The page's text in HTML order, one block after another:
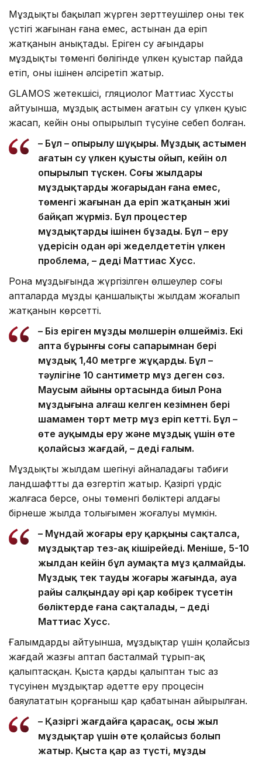
Мұздықты бақылап жүрген зерттеушілер оның тек
үстіңгі жағынан ғана емес, астынан да еріп
жатқанын анықтады. Еріген су ағындары
мұздықтың төменгі бөлігінде үлкен қуыстар пайда
етіп, оны ішінен әлсіретіп жатыр.
GLAMOS жетекшісі, гляциолог Маттиас Хусстың
айтуынша, мұздық астымен ағатын су үлкен қуыс
жасап, кейін оның опырылып түсуіне себеп болған.
– Бұл – опырылу шұңқыры. Мұздық астымен
ағатын су үлкен қуысты ойып, кейін ол
опырылып түскен. Соңғы жылдары
мұздықтардың жоғарыдан ғана емес,
төменгі жағынан да еріп жатқанын жиі
байқап жүрміз. Бұл процестер
мұздықтарды ішінен бұзады. Бұл – еру
үдерісін одан әрі жеделдететін үлкен
проблема, – деді Маттиас Хусс.
Рона мұздығында жүргізілген өлшеулер соңғы
апталарда мұздың қаншалықты жылдам жоғалып
жатқанын көрсетті.
– Біз еріген мұздың мөлшерін өлшейміз. Екі
апта бұрынғы соңғы сапарымнан бері
мұздық 1,40 метрге жұқарды. Бұл –
тәулігіне 10 сантиметр мұз деген сөз.
Маусым айының ортасында биыл Рона
мұздығына алғаш келген кезімнен бері
шамамен төрт метр мұз еріп кетті. Бұл –
өте ауқымды еру және мұздық үшін өте
қолайсыз жағдай, – деді ғалым.
Мұздықтың жылдам шегінуі айналадағы табиғи
ландшафтты да өзгертіп жатыр. Қазіргі үрдіс
жалғаса берсе, оның төменгі бөліктері алдағы
бірнеше жылда толығымен жоғалуы мүмкін.
– Мұндай жоғары еру қарқыны сақталса,
мұздықтар тез-ақ кішірейеді. Меніңше, 5-10
жылдан кейін бұл аумақта мұз қалмайды.
Мұздық тек таудың жоғары жағында, ауа
райы салқындау әрі қар көбірек түсетін
бөліктерде ғана сақталады, – деді
Маттиас Хусс.
Ғалымдардың айтуынша, мұздықтар үшін қолайсыз
жағдай жазғы аптап басталмай тұрып-ақ
қалыптасқан. Қыста қардың қалыптан тыс аз
түсуінен мұздықтар әдетте еру процесін
баяулататын қорғаныш қар қабатынан айырылған.
– Қазіргі жағдайға қарасақ, осы жыл
мұздықтар үшін өте қолайсыз болып
жатыр. Қыста қар аз түсті, мұзды